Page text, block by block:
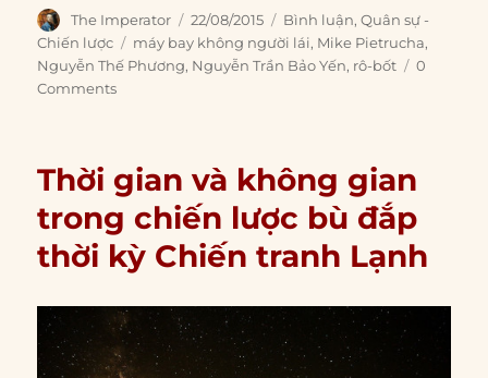
Author
The Imperator
Posted
on
22/08/2015 Categories
Bình luận,Quân sự -
Chiến lược
Tags
máy bay không người lái, Mike Pietrucha,
Nguyễn Thế Phương, Nguyễn Trần Bảo Yến, rô-bốt
0
Comments
Thời gian và không gian
trong chiến lược bù đắp
thời kỳ Chiến tranh Lạnh